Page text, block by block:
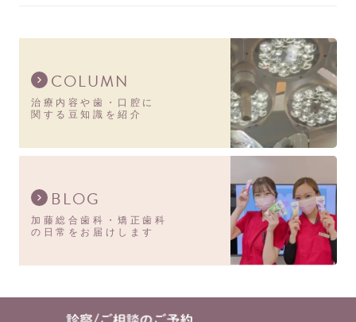
COLUMN
治療内容や歯・口腔に
関する豆知識を紹介
BLOG
加藤総合歯科・矯正歯科
の日常をお届けします